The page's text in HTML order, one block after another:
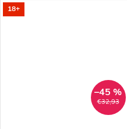
18+
€32,93
–45 %